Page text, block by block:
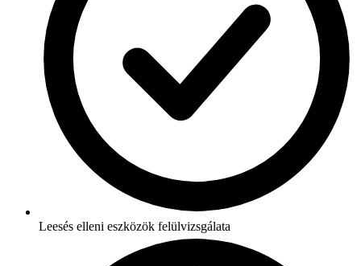
Leesés elleni eszközök felülvizsgálata